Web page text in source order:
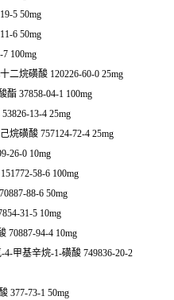
5 50mg
6 50mg
100mg
二烷磺酸 120226-60-0 25mg
酯 37858-04-1 100mg
13-4 25mg
烷磺酸 757124-72-4 25mg
26-0 10mg
58-6 100mg
88-6 50mg
31-5 10mg
70887-94-4 10mg
4-甲基辛烷-1-磺酸 749836-20-2
377-73-1 50mg